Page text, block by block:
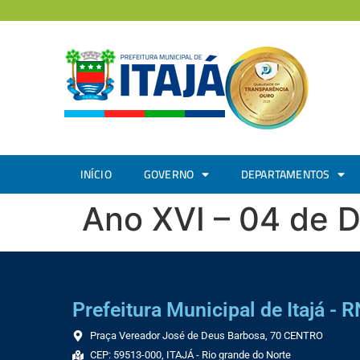
INÍCIO GOVERNO DEPARTAMENTOS
Ano XVI – 04 de
Prefeitura Municipal de Itajá -
Praça Vereador José de Deus Barbosa, 70 CENTRO
CEP: 59513-000, ITAJÁ - Rio grande do Norte